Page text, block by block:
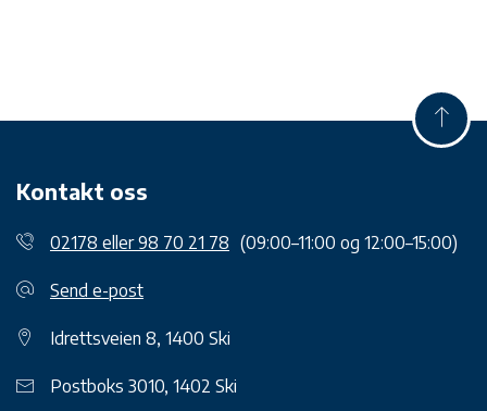
Kontakt oss
02178 eller 98 70 21 78 (09:00–11:00 og 12:00–15:00)
Send e-post
Idrettsveien 8, 1400 Ski
Postboks 3010, 1402 Ski